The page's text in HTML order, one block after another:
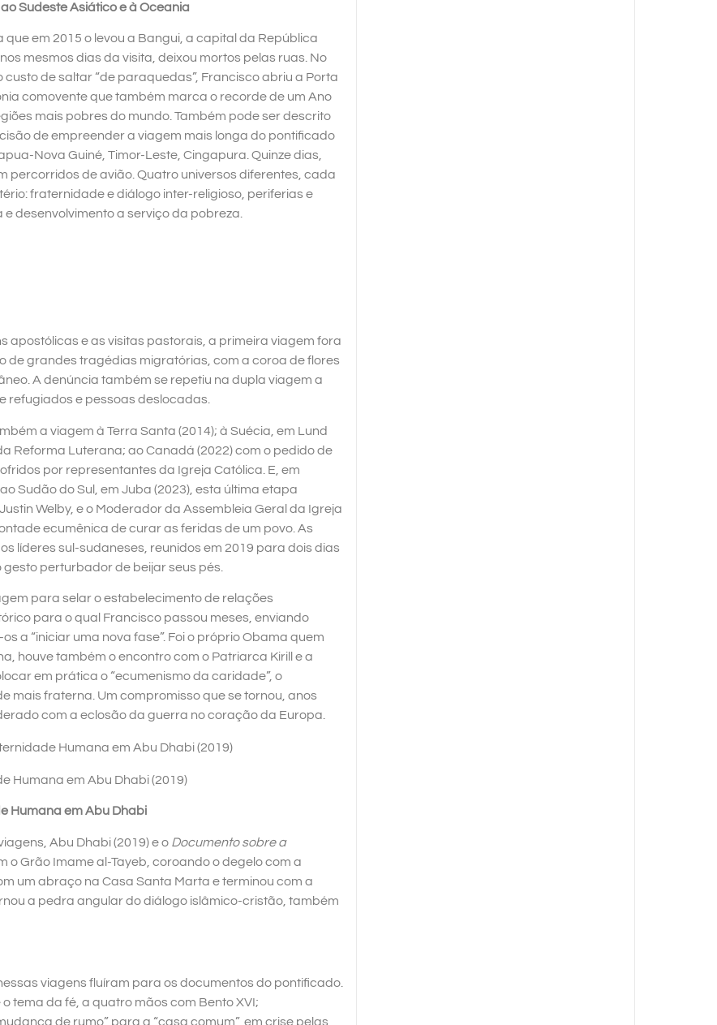
Sudeste Asiático e à Oceania
em 2015 o levou a Bangui, a capital da República
mesmos dias da visita, deixou mortos pelas ruas. No
de saltar “de paraquedas”, Francisco abriu a Porta
comovente que também marca o recorde de um Ano
mais pobres do mundo. Também pode ser descrito
de empreender a viagem mais longa do pontificado
Nova Guiné, Timor-Leste, Cingapura. Quinze dias,
percorridos de avião. Quatro universos diferentes, cada
fraternidade e diálogo inter-religioso, periferias e
desenvolvimento a serviço da pobreza.
apostólicas e as visitas pastorais, a primeira viagem fora
de grandes tragédias migratórias, com a coroa de flores
A denúncia também se repetiu na dupla viagem a
refugiados e pessoas deslocadas.
a viagem à Terra Santa (2014); à Suécia, em Lund
Reforma Luterana; ao Canadá (2022) com o pedido de
por representantes da Igreja Católica. E, em
Sudão do Sul, em Juba (2023), esta última etapa
Welby, e o Moderador da Assembleia Geral da Igreja
ecumênica de curar as feridas de um povo. As
líderes sul-sudaneses, reunidos em 2019 para dois dias
perturbador de beijar seus pés.
para selar o estabelecimento de relações
para o qual Francisco passou meses, enviando
a “iniciar uma nova fase”. Foi o próprio Obama quem
houve também o encontro com o Patriarca Kirill e a
em prática o “ecumenismo da caridade”, o
mais fraterna. Um compromisso que se tornou, anos
com a eclosão da guerra no coração da Europa.
Humana em Abu Dhabi (2019)
Humana em Abu Dhabi
Abu Dhabi (2019) e o Documento sobre a
o Grão Imame al-Tayeb, coroando o degelo com a
um abraço na Casa Santa Marta e terminou com a
a pedra angular do diálogo islâmico-cristão, também
viagens fluíram para os documentos do pontificado.
o tema da fé, a quatro mãos com Bento XVI;
de rumo” para a “casa comum”, em crise pelas